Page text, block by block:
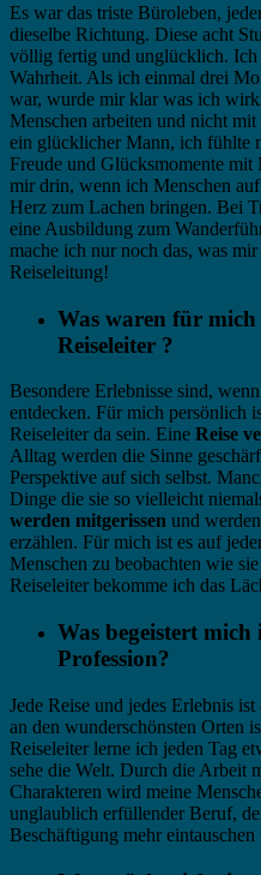
Es war das triste Büroleben,
dieselbe Richtung. Diese acht
völlig fertig und unglücklich. Ich
Wahrheit. Als ich einmal drei
war, wurde mir klar was ich
Menschen arbeiten und nicht
ein glücklicher Mann, ich fühlte
Freude und Glücksmomente
mir drin, wenn ich Menschen
Herz zum Lachen bringen. Bei
eine Ausbildung zum
mache ich nur noch das, was
Reiseleitung!
Was waren für mich
Reiseleiter ?
Besondere Erlebnisse sind,
entdecken. Für mich persönlich
Reiseleiter da sein. Eine Reise
Alltag werden die Sinne
Perspektive auf sich selbst.
Dinge die sie so vielleicht
werden mitgerissen und
erzählen. Für mich ist es auf
Menschen zu beobachten wie
Reiseleiter bekomme ich das
Was begeistert
Profession?
Jede Reise und jedes Erlebnis
an den wunderschönsten Orten
Reiseleiter lerne ich jeden Tag
sehe die Welt. Durch die Arbeit
Charakteren wird meine
unglaublich erfüllender Beruf,
Beschäftigung mehr eintauschen